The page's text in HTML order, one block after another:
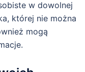
w dowolnej
której nie można
mogą